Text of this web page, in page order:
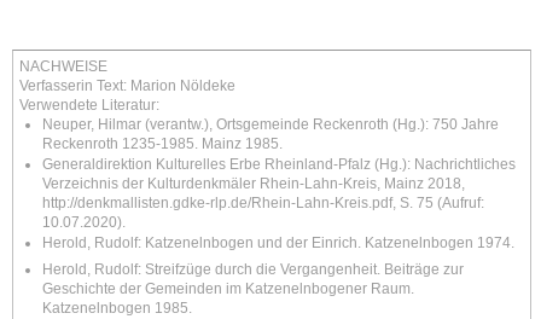
NACHWEISE
Verfasserin Text: Marion Nöldeke
Verwendete Literatur:
Neuper, Hilmar (verantw.), Ortsgemeinde Reckenroth (Hg.): 750 Jahre
Reckenroth 1235-1985. Mainz 1985.
Generaldirektion Kulturelles Erbe Rheinland-Pfalz (Hg.): Nachrichtliches
Verzeichnis der Kulturdenkmäler Rhein-Lahn-Kreis, Mainz 2018,
http://denkmallisten.gdke-rlp.de/Rhein-Lahn-Kreis.pdf, S. 75 (Aufruf:
10.07.2020).
Herold, Rudolf: Katzenelnbogen und der Einrich. Katzenelnbogen 1974.
Herold, Rudolf: Streifzüge durch die Vergangenheit. Beiträge zur
Geschichte der Gemeinden im Katzenelnbogener Raum.
Katzenelnbogen 1985.